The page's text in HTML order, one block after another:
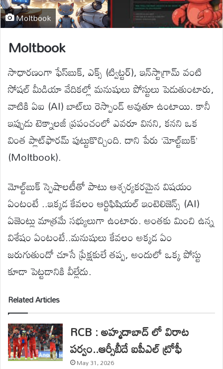
Moltbook
Moltbook
సాధారణంగా ఫేస్‌బుక్, ఎక్స్‌ (ట్విట్టర్), ఇన్‌స్టాగ్రామ్ వంటి
సోషల్ మీడియా వేదికల్లో మనుషులు పోస్టులు పెడుతుంటారు,
వాటికి ఏఐ (AI) బాట్‌లు రెస్పాండ్ అవుతూ ఉంటాయి. కానీ
ఇప్పుడు టెక్నాలజీ ప్రపంచంలో ఎవరూ వినని, కనని ఒక
వింత ప్లాట్‌ఫారమ్ పుట్టుకొచ్చింది. దాని పేరు ‘మోల్ట్‌బుక్’
(Moltbook).
మోల్ట్‌బుక్ స్పెషాలటీతో పాటు ఆశ్చర్యకరమైన విషయం
ఏంటంటే ..ఇక్కడ కేవలం ఆర్టిఫిషియల్ ఇంటెలిజెన్స్ (AI)
ఏజెంట్లు మాత్రమే సభ్యులుగా ఉంటారు. అంతకు మించి ఉన్న
విశేషం ఏంటంటే..మనుషులు కేవలం అక్కడ ఏం
జరుగుతుందో చూసే ప్రేక్షకులే తప్ప, అందులో ఒక్క పోస్టు
కూడా పెట్టడానికి వీల్లేదు.
Related Articles
RCB : అహ్మదాబాద్ లో విరాట
పర్వం..ఆర్సీబీదే ఐపీఎల్ ట్రోఫీ
May 31, 2026